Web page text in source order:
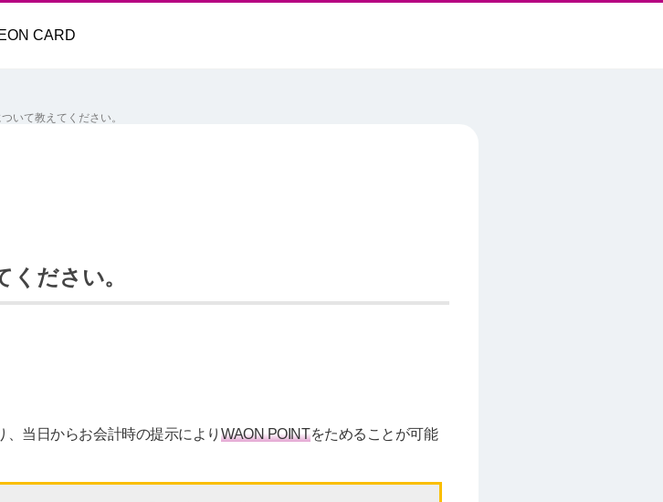
いて教えてください。
ださい。
当日からお会計時の提示により WAON POINTをためることが可能